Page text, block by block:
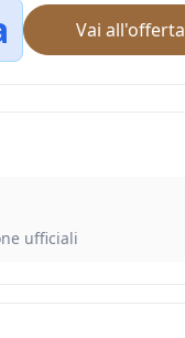
Vai all'offerta
ufficiali